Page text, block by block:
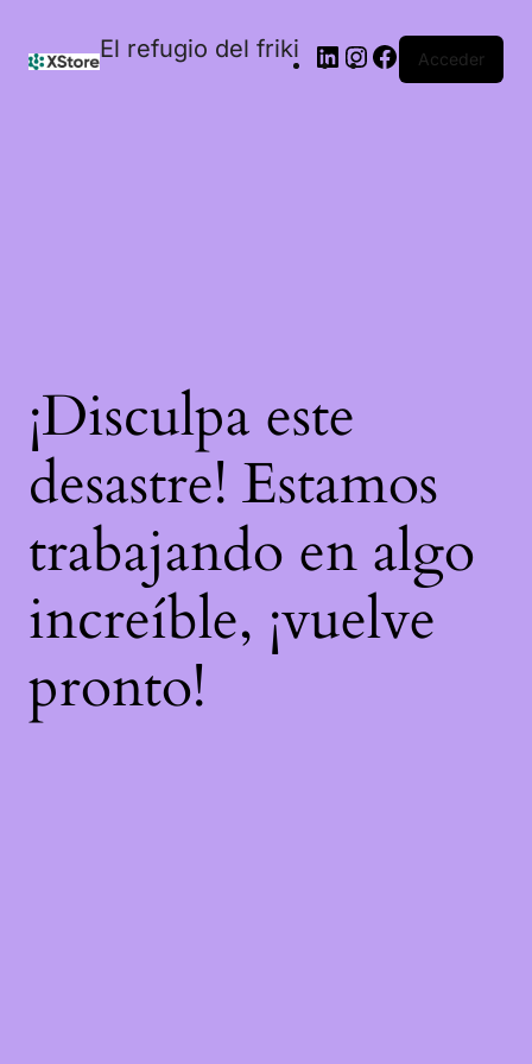
El refugio del friki Acceder
¡Disculpa este
desastre! Estamos
trabajando en algo
increíble, ¡vuelve
pronto!